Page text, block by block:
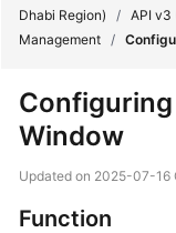
Service
Overview
Dhabi Region)
/ API v3
Management /
Window
Updated on 2025-07-16
Function